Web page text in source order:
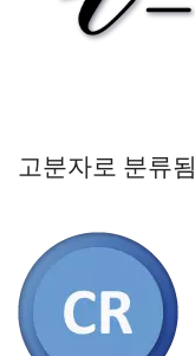
고분자로 분류됨